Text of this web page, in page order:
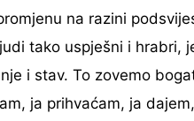
na razini
tako uspješni i
i stav. To zovemo
ja prihvaćam, ja